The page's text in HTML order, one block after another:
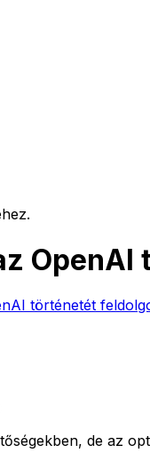
történetét
de az